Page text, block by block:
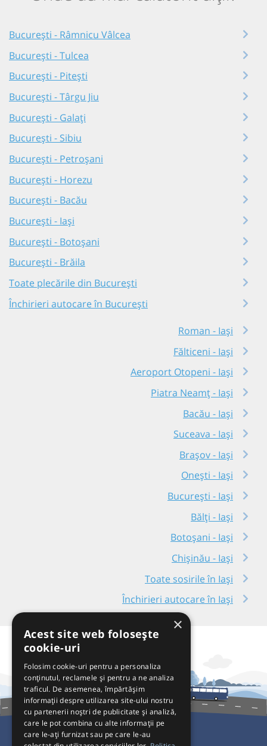
București - Râmnicu Vâlcea
București - Tulcea
București - Pitești
București - Târgu Jiu
București - Galați
București - Sibiu
București - Petroșani
București - Horezu
București - Bacău
București - Iași
București - Botoșani
București - Brăila
Toate plecările din București
Închirieri autocare în București
Roman - Iași
Fălticeni - Iași
Aeroport Otopeni - Iași
Piatra Neamț - Iași
Bacău - Iași
Suceava - Iași
Brașov - Iași
Onești - Iași
București - Iași
Bălți - Iași
Botoșani - Iași
Chișinău - Iași
Toate sosirile în Iași
Închirieri autocare în Iași
×
Acest site web folosește
cookie-uri
Folosim cookie-uri pentru a personaliza
conținutul, reclamele și pentru a ne analiza
traficul. De asemenea, împărtășim
informații despre utilizarea site-ului nostru
cu partenerii noștri de publicitate și analiză,
care le pot combina cu alte informații pe
care le-ați furnizat sau pe care le-au